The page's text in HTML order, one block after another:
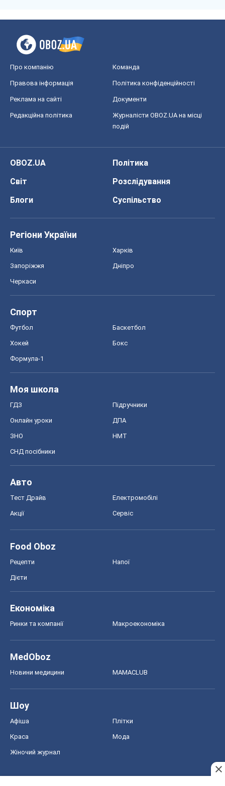
Про компанію Команда
Правова інформація Політика конфіденційності
Реклама на сайті Документи
Редакційна політика
Журналісти OBOZ.UA на місці
подій
OBOZ.UA
Політика
Світ
Розслідування
Блоги
Суспільство
Регіони України
Київ Харків
Запоріжжя Дніпро
Черкаси
Спорт
Футбол Баскетбол
Хокей Бокс
Формула-1
Моя школа
ГДЗ Підручники
Онлайн уроки ДПА
ЗНО НМТ
СНД посібники
Авто
Тест Драйв Електромобілі
Акції Сервіс
Food Oboz
Рецепти Напої
Дієти
Економіка
Ринки та компанії Макроекономіка
MedOboz
Новини медицини MAMACLUB
Шоу
Афіша Плітки
Краса Мода
Жіночий журнал